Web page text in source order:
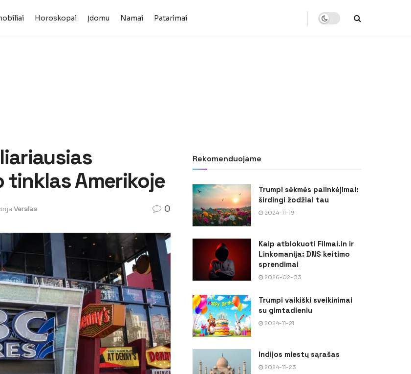
Horoskopai Įdomu Namai Patarimai
Amerikoje
Verslas 0
Rekomenduojame
Trumpi sėkmės palinkėjimai:
širdingi žodžiai tau
2024-11-19
Kaip atblokuoti Filmai.in ir
Linkomanija: DNS keitimo
sprendimai
2026-02-03
Trumpi vaikiški sveikinimai
su gimtadieniu
2024-11-21
Indijos miestų sąrašas
2024-11-23